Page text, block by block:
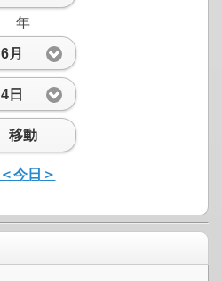
年
6月
4日
移動
＜今日＞